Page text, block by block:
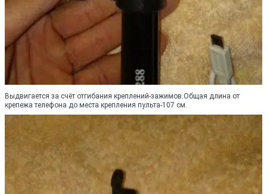
Выдвигается за счёт отгибания креплений-зажимов.Общая длина от
крепежа телефона до места крепления пульта-107 см.